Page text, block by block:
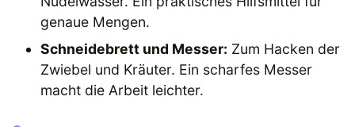
genaue Mengen.
Schneidebrett und Messer: Zum Hacken der
Zwiebel und Kräuter. Ein scharfes Messer
macht die Arbeit leichter.